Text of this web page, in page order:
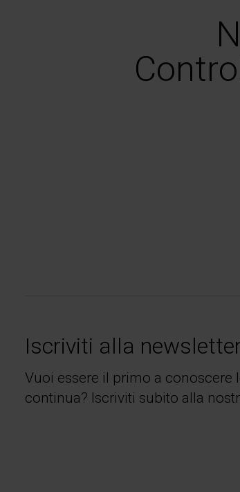
Iscriviti alla
Vuoi essere il primo a
continua? Iscriviti subito alla